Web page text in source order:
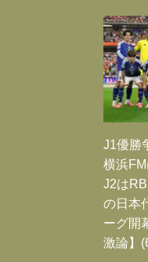
J1優勝
横浜
J2は
の日本
ーグ開
激論】